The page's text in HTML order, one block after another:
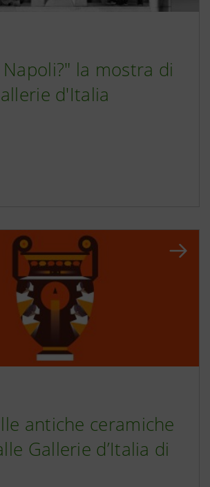
Napoli?" la mostra di
d'Italia
antiche ceramiche
Gallerie d’Italia di